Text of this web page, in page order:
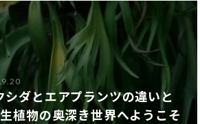
シダとエアプランツの違いと
植物の奥深き世界へようこそ